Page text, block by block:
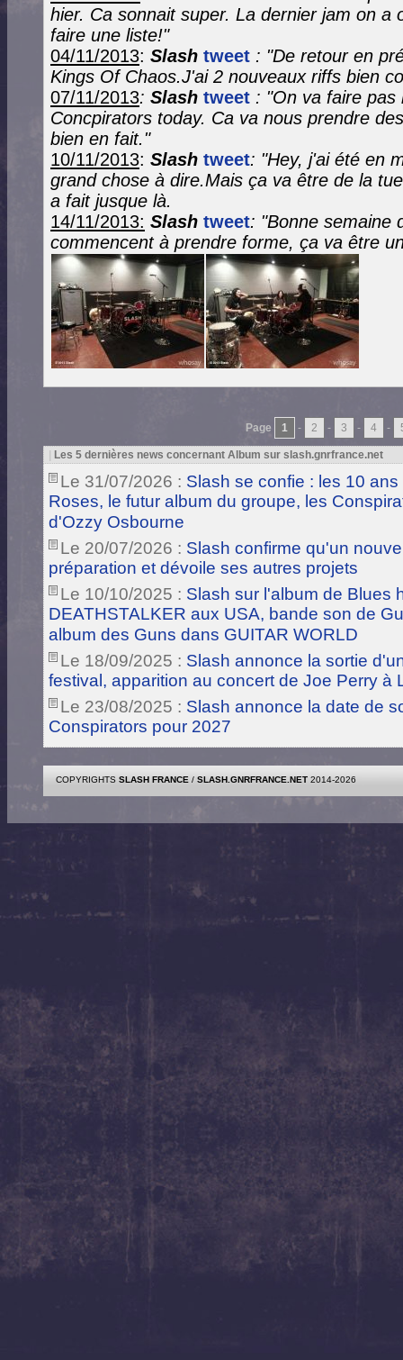
hier. Ca sonnait super. La dernier jam on a
faire une liste!"
04/11/2013: Slash tweet : "De retour en
Kings Of Chaos.J'ai 2 nouveaux riffs bien
07/11/2013: Slash tweet : "On va faire pas
Concpirators today. Ca va nous prendre
bien en fait."
10/11/2013: Slash tweet: "Hey, j'ai été en
grand chose à dire.Mais ça va être de la
a fait jusque là.
14/11/2013: Slash tweet: "Bonne semaine
commencent à prendre forme, ça va être
Page 1 - 2 - 3 - 4 -
Les 5 dernières news concernant Album sur slash.gnrfrance.net
Le 31/07/2026 : Slash se confie : les 10
Roses, le futur album du groupe, les
d'Ozzy Osbourne
Le 20/07/2026 : Slash confirme qu'un
préparation et dévoile ses autres projets
Le 10/10/2025 : Slash sur l'album de Blues
DEATHSTALKER aux USA, bande son de
album des Guns dans GUITAR WORLD
Le 18/09/2025 : Slash annonce la sortie
festival, apparition au concert de Joe Perry à
Le 23/08/2025 : Slash annonce la date de
Conspirators pour 2027
COPYRIGHTS SLASH FRANCE / SLASH.GNRFRANCE.NET 2014-2026